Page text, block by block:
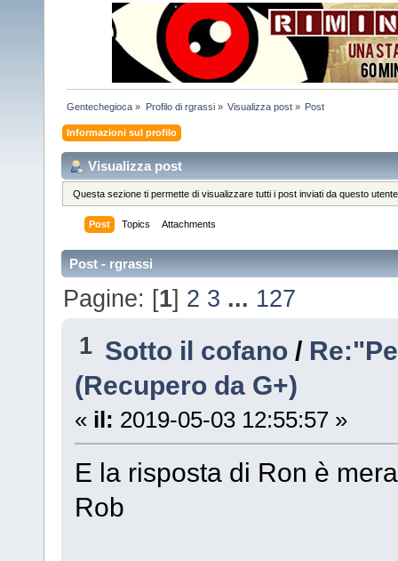
Gentechegioca » Profilo di rgrassi» Visualizza post» Post
Informazioni sul profilo
Visualizza post
Questa sezione ti permette di visualizzare tutti i post inviati da questo
Post Topics Attachments
Post - rgrassi
Pagine: [1] 2 3 ... 127
1 Sotto il cofano /
(Recupero da G+)
« il: 2019-05-03 12:55:57 »
E la risposta di Ron è
Rob